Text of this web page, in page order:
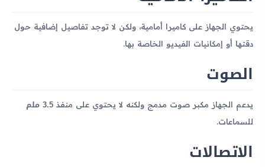
يحتوي الجهاز على كاميرا أمامية، ولكن لا توجد تفاصيل إضافية حول
دقتها أو إمكانيات الفيديو الخاصة بها.
الصوت
يدعم الجهاز مكبر صوت مدمج ولكنه لا يحتوي على منفذ 3.5 ملم
للسماعات.
الاتصالات